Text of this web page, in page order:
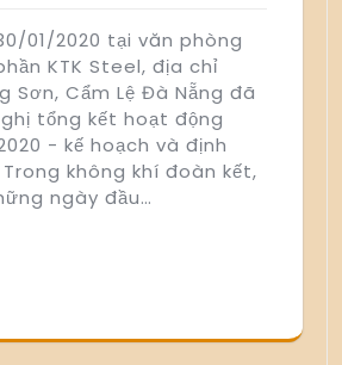
01/2020 tại văn phòng
KTK Steel, địa chỉ
Sơn, Cẩm Lệ Đà Nẵng đã
tổng kết hoạt động
- kế hoạch và định
Trong không khí đoàn kết,
ngày đầu…